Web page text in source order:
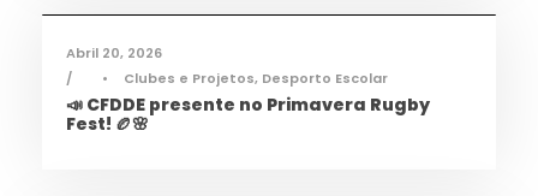
Abril 20, 2026
•
Clubes e Projetos, Desporto Escolar
📣 CFDDE presente no Primavera Rugby
Fest! 🏉🌸